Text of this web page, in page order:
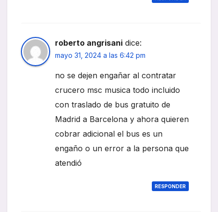
roberto angrisani dice:
mayo 31, 2024 a las 6:42 pm
no se dejen engañar al contratar
crucero msc musica todo incluido
con traslado de bus gratuito de
Madrid a Barcelona y ahora quieren
cobrar adicional el bus es un
engaño o un error a la persona que
atendió
RESPONDER